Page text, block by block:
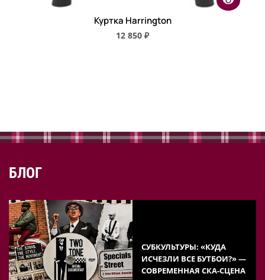
Куртка Harrington
12 850 ₽
БЛОГ
СУБКУЛЬТУРЫ: «КУДА
ИСЧЕЗЛИ ВСЕ БУТБОИ?» —
СОВРЕМЕННАЯ СКА-СЦЕНА